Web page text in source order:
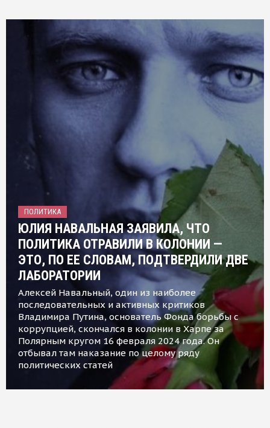
ПОЛИТИКА
ЮЛИЯ НАВАЛЬНАЯ ЗАЯВИЛА, ЧТО
ПОЛИТИКА ОТРАВИЛИ В КОЛОНИИ —
ЭТО, ПО ЕЕ СЛОВАМ, ПОДТВЕРДИЛИ ДВЕ
ЛАБОРАТОРИИ
Алексей Навальный, один из наиболее
последовательных и активных критиков
Владимира Путина, основатель Фонда борьбы с
коррупцией, скончался в колонии в Харпе за
Полярным кругом 16 февраля 2024 года. Он
отбывал там наказание по целому ряду
политических статей